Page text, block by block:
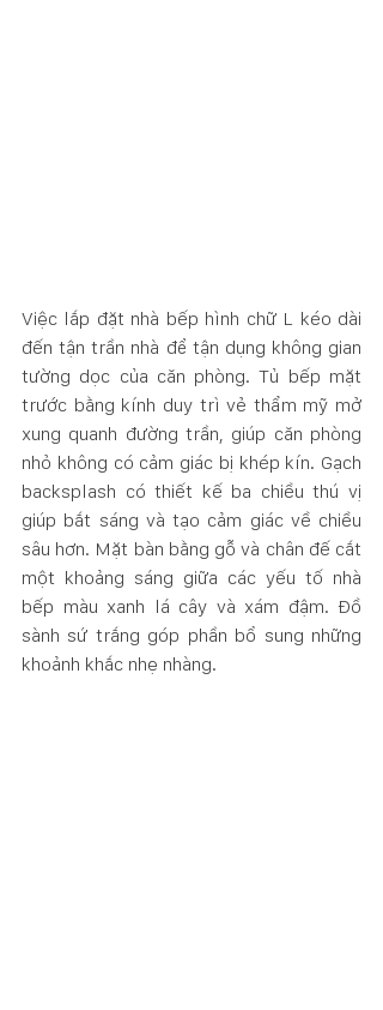
Việc lắp đặt nhà bếp hình chữ L kéo dài
đến tận trần nhà để tận dụng không gian
tường dọc của căn phòng. Tủ bếp mặt
trước bằng kính duy trì vẻ thẩm mỹ mở
xung quanh đường trần, giúp căn phòng
nhỏ không có cảm giác bị khép kín. Gạch
backsplash có thiết kế ba chiều thú vị
giúp bắt sáng và tạo cảm giác về chiều
sâu hơn. Mặt bàn bằng gỗ và chân đế cắt
một khoảng sáng giữa các yếu tố nhà
bếp màu xanh lá cây và xám đậm. Đồ
sành sứ trắng góp phần bổ sung những
khoảnh khắc nhẹ nhàng.